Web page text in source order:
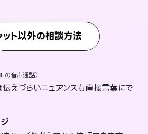
ット以外の相談方法
の音声通話）
えづらいニュアンスも直接言葉にで